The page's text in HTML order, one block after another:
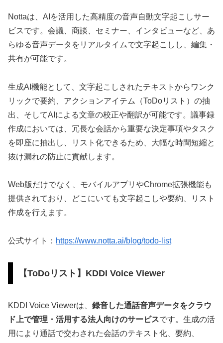
Nottaは、AIを活用した高精度の音声自動文字起こしサー
ビスです。会議、商談、セミナー、インタビューなど、あ
らゆる音声データをリアルタイムで文字起こしし、編集・
共有が可能です。
生成AI機能として、文字起こしされたテキストからワンク
リックで要約、アクションアイテム（ToDoリスト）の抽
出、そしてAIによる文章の校正や翻訳が可能です。議事録
作成においては、冗長な会話から重要な決定事項やタスク
を即座に抽出し、リスト化できるため、大幅な時間短縮と
抜け漏れの防止に貢献します。
Web版だけでなく、モバイルアプリやChrome拡張機能も
提供されており、どこにいても文字起こしや要約、リスト
作成を行えます。
公式サイト： https://www.notta.ai/blog/todo-list
【ToDoリスト】KDDI Voice Viewer
KDDI Voice Viewerは、 録音した通話音声データをクラウ
ド上で管理・活用する法人向けのサービスです。生成の活
用により通話で交わされた会話のテキスト化、要約、